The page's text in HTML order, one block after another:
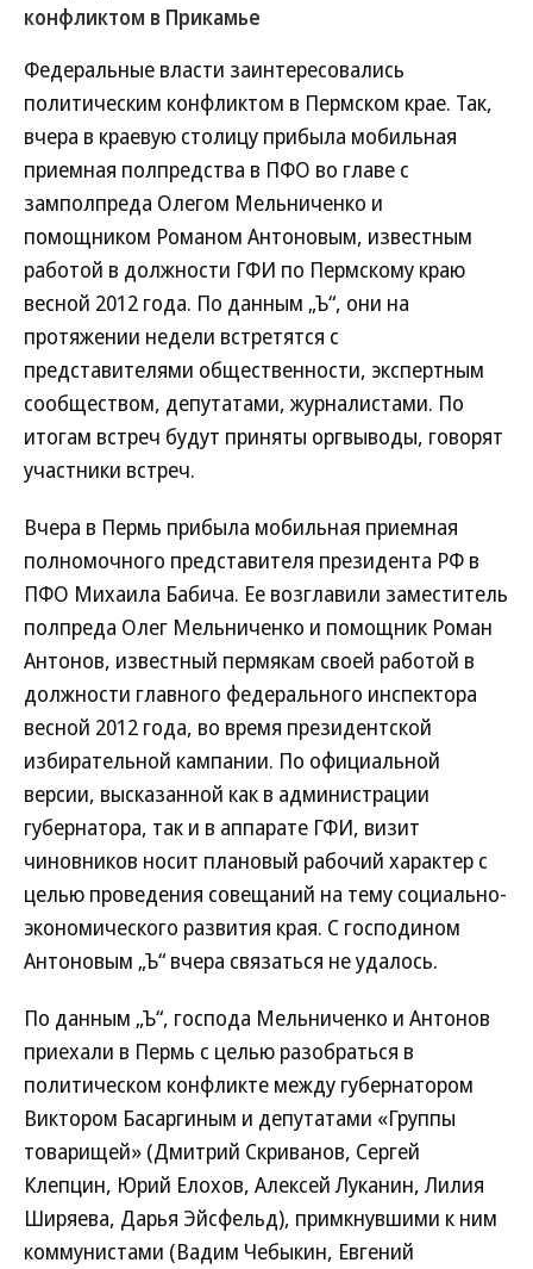
конфликтом в Прикамье
Федеральные власти заинтересовались
политическим конфликтом в Пермском крае. Так,
вчера в краевую столицу прибыла мобильная
приемная полпредства в ПФО во главе с
замполпреда Олегом Мельниченко и
помощником Романом Антоновым, известным
работой в должности ГФИ по Пермскому краю
весной 2012 года. По данным „Ъ“, они на
протяжении недели встретятся с
представителями общественности, экспертным
сообществом, депутатами, журналистами. По
итогам встреч будут приняты оргвыводы, говорят
участники встреч.
Вчера в Пермь прибыла мобильная приемная
полномочного представителя президента РФ в
ПФО Михаила Бабича. Ее возглавили заместитель
полпреда Олег Мельниченко и помощник Роман
Антонов, известный пермякам своей работой в
должности главного федерального инспектора
весной 2012 года, во время президентской
избирательной кампании. По официальной
версии, высказанной как в администрации
губернатора, так и в аппарате ГФИ, визит
чиновников носит плановый рабочий характер с
целью проведения совещаний на тему социально-
экономического развития края. С господином
Антоновым „Ъ“ вчера связаться не удалось.
По данным „Ъ“, господа Мельниченко и Антонов
приехали в Пермь с целью разобраться в
политическом конфликте между губернатором
Виктором Басаргиным и депутатами «Группы
товарищей» (Дмитрий Скриванов, Сергей
Клепцин, Юрий Елохов, Алексей Луканин, Лилия
Ширяева, Дарья Эйсфельд), примкнувшими к ним
коммунистами (Вадим Чебыкин, Евгений